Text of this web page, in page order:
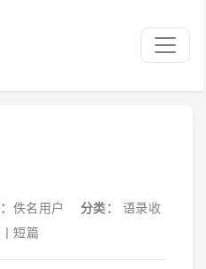
佚名用户 分类：
语录收
短篇